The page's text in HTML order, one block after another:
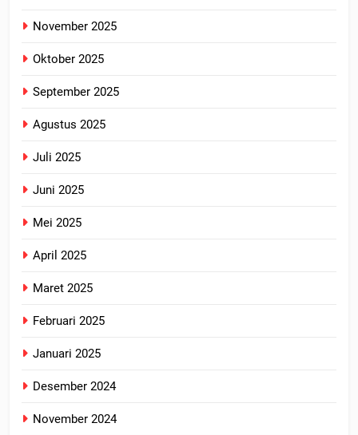
November 2025
Oktober 2025
September 2025
Agustus 2025
Juli 2025
Juni 2025
Mei 2025
April 2025
Maret 2025
Februari 2025
Januari 2025
Desember 2024
November 2024